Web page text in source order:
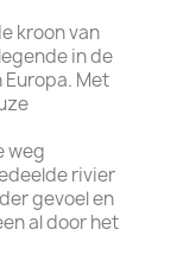
kroon van
in de
Europa. Met
weg
rivier
gevoel en
al door het